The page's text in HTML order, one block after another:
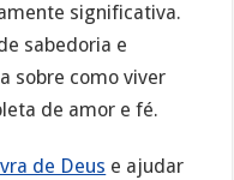
significativa.
sabedoria e
sobre como viver
de amor e fé.
de Deus e ajudar